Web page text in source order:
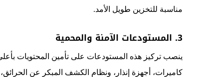
مناسبة للتخزين طويل الأمد.
3. المستودعات الآمنة والمحمية
ينصب تركيز هذه المستودعات على تأمين المحتويات
كاميرات، أجهزة إنذار، ونظام الكشف المبكر عن